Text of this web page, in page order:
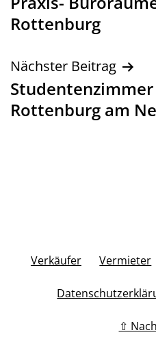
Rottenburg
Nächster Beitrag
Studentenzimmer
Rottenburg am
Verkäufer Vermieter
⇧